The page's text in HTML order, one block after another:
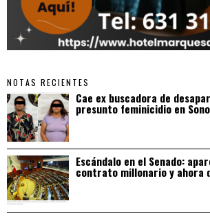
NOTAS RECIENTES
Cae ex buscadora de
presunto feminicidio en
Escándalo en el Senado:
contrato millonario y ahora